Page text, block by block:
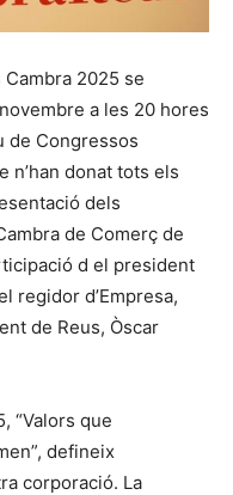
2025 se
a les 20 hores
de Congressos
n’han donat tots els
dels
de Comerç de
d el president
regidor d’Empresa,
de Reus, Òscar
“Valors que
defineix
corporació. La